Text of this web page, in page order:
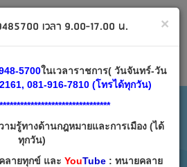
decha007@decha.com
ระบบ สมัครสมาชิก
×
เวลา 9.00-17.00 น.
5700ในเวลาราชการ( วันจันทร์-วัน
081-916-7810 (โทรได้ทุกวัน)
มรู้ทางด้านกฎหมายและการเมือง (ได้
ทุกวัน)
ายทุกข์ และ YouTube: ทนายคลาย